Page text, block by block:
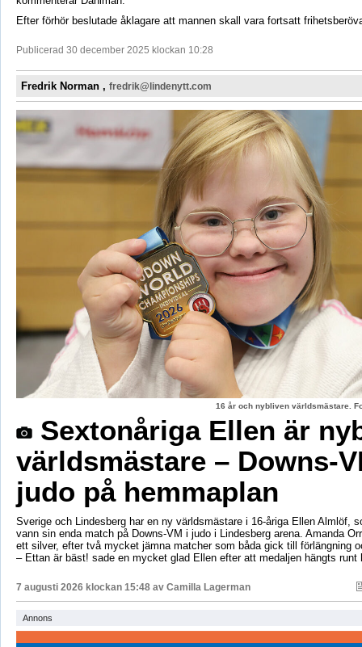
Efter förhör beslutade åklagare att mannen skall vara fortsatt
Publicerad 30 december 2025 klockan 10:28
Fredrik Norman , fredrik@lindenytt.com
16 år och nybliven världsmästare.
Sextonåriga Ellen är
världsmästare – Downs-
judo på hemmaplan
Sverige och Lindesberg har en ny världsmästare i 16-åriga Ellen Almlöf,
vann sin enda match på Downs-VM i judo i Lindesberg arena. Amanda
ett silver, efter två mycket jämna matcher som båda gick till förlängning
– Ettan är bäst! sade en mycket glad Ellen efter att medaljen hängts runt
7 augusti 2026 klockan 15:48 av Camilla Lagerman
Annons